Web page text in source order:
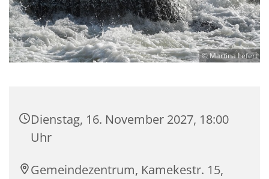
© Martina Lefert
Dienstag, 16. November 2027, 18:00
Uhr
Gemeindezentrum, Kamekestr. 15,